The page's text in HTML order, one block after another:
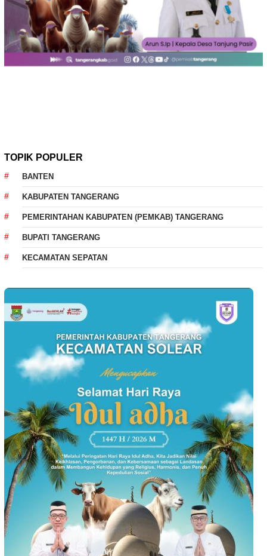
TOPIK POPULER
BANTEN
KABUPATEN TANGERANG
PEMERINTAHAN KABUPATEN (PEMKAB) TANGERANG
BUPATI TANGERANG
KECAMATAN SEPATAN